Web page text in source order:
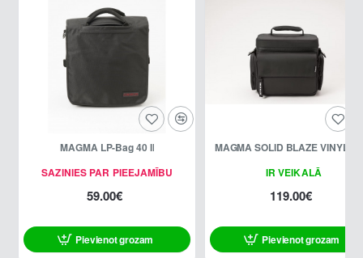
SAZINIES PAR PIEEJAMĪBU
MAGMA LP-Bag 40 II
59.00€
Pievienot grozam
IR VEIKALĀ
MAGMA SOLID BLAZE VINYL-
119.00€
Pievienot grozam